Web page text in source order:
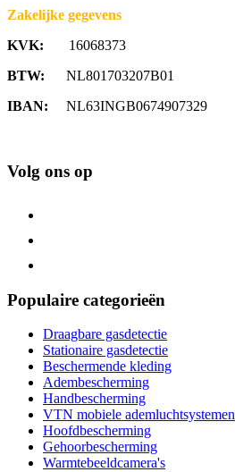
Zakelijke gegevens
KVK: 16068373
BTW: NL801703207B01
IBAN: NL63INGB0674907329
Volg ons op
Populaire categorieën
Draagbare gasdetectie
Stationaire gasdetectie
Beschermende kleding
Adembescherming
Handbescherming
VTN mobiele ademluchtsystemen
Hoofdbescherming
Gehoorbescherming
Warmtebeeldcamera's